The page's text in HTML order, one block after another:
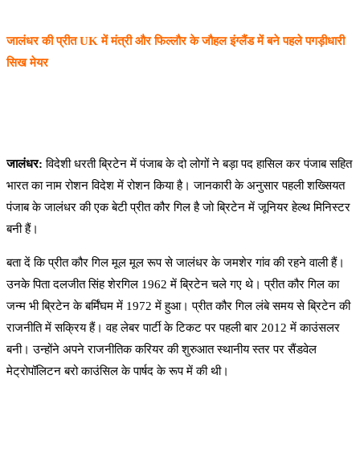
जालंधर की प्रीत UK में मंत्री और फिल्लौर के जौहल इंग्लैंड मेंबने पहले पगड़ीधारी
सिख मेयर
जालंधर:विदेशी धरती ब्रिटेन में पंजाब के दो लोगों ने बड़ा पद हासिल कर पंजाब सहित
भारत का नाम रोशन विदेश में रोशन किया है। जानकारी के अनुसार पहली शख्सियत
पंजाब के जालंधर की एक बेटी प्रीत कौर गिल है जो ब्रिटेन में जूनियर हेल्थ मिनिस्टर
बनी हैं।
बता दें कि प्रीत कौर गिल मूल मूल रूप से जालंधर के जमशेर गांव की रहने वाली हैं।
उनके पिता दलजीत सिंह शेरगिल 1962 में ब्रिटेन चले गए थे। प्रीत कौर गिल का
जन्म भी ब्रिटेन के बर्मिंघम में 1972 में हुआ। प्रीत कौर गिल लंबे समय से ब्रिटेन की
राजनीति में सक्रिय हैं। वह लेबर पार्टी के टिकट पर पहली बार 2012 में काउंसलर
बनी। उन्होंने अपने राजनीतिक करियर की शुरुआत स्थानीय स्तर पर सैंडवेल
मेट्रोपॉलिटन बरो काउंसिल के पार्षद के रूप में की थी।